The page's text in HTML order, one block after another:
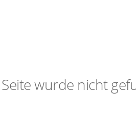
Seite wurde nicht